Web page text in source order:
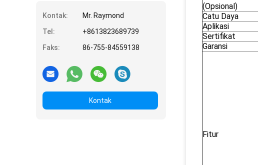
Kontak:
Mr. Raymond
Tel:
+8613823689739
Faks:
86-755-84559138
Kontak
(Opsional)
Catu Daya
Aplikasi
Sertifikat
Garansi
Fitur